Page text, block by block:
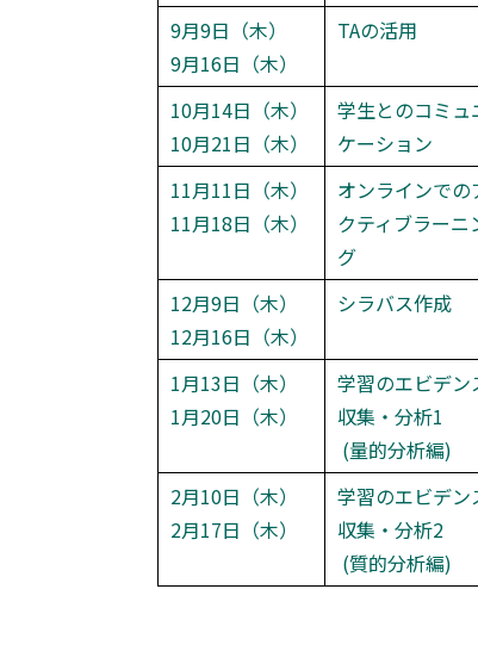
9月9日（木）
9月16日（木）
TAの活用
10月14日（木）
10月21日（木）
学生とのコミュ
ケーション
11月11日（木）
11月18日（木）
オンラインでの
クティブラーニ
グ
12月9日（木）
12月16日（木）
シラバス作成
1月13日（木）
1月20日（木）
学習のエビデン
収集・分析1
(量的分析編)
2月10日（木）
2月17日（木）
学習のエビデン
収集・分析2
(質的分析編)